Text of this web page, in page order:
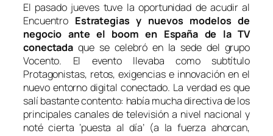
El pasado jueves tuve la oportunidad de acudir al
Encuentro Estrategias y nuevos modelos de
negocio ante el boom en España de la TV
conectada que se celebró en la sede del grupo
Vocento. El evento llevaba como subtítulo
Protagonistas, retos, exigencias e innovación en el
nuevo entorno digital conectado. La verdad es que
salí bastante contento: había mucha directiva de los
principales canales de televisión a nivel nacional y
noté cierta ‘puesta al día’ (a la fuerza ahorcan,